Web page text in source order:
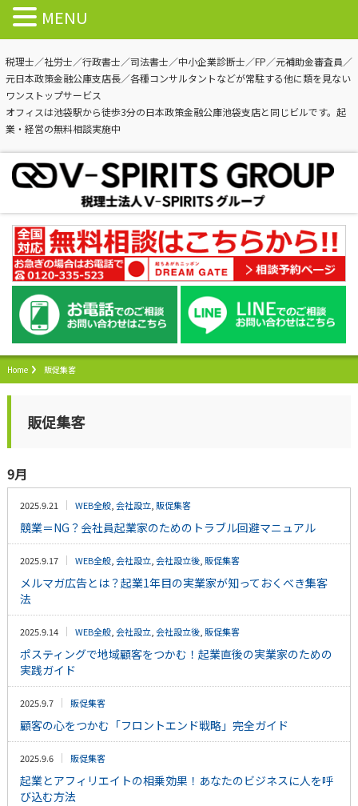
税理士／社労士／行政書士／司法書士／中小企業診断士／FP／元補助金審査員／
元日本政策金融公庫支店長／各種コンサルタントなどが常駐する他に類を見ない
ワンストップサービス
オフィスは池袋駅から徒歩3分の日本政策金融公庫池袋支店と同じビルです。起
業・経営の無料相談実施中
Home 販促集客
販促集客
9月
2025.9.21 WEB全般, 会社設立, 販促集客
競業＝NG？会社員起業家のためのトラブル回避マニュアル
2025.9.17 WEB全般, 会社設立, 会社設立後, 販促集客
メルマガ広告とは？起業1年目の実業家が知っておくべき集客
法
2025.9.14 WEB全般, 会社設立, 会社設立後, 販促集客
ポスティングで地域顧客をつかむ！起業直後の実業家のための
実践ガイド
2025.9.7 販促集客
顧客の心をつかむ「フロントエンド戦略」完全ガイド
2025.9.6 販促集客
起業とアフィリエイトの相乗効果！あなたのビジネスに人を呼
び込む方法
MENU